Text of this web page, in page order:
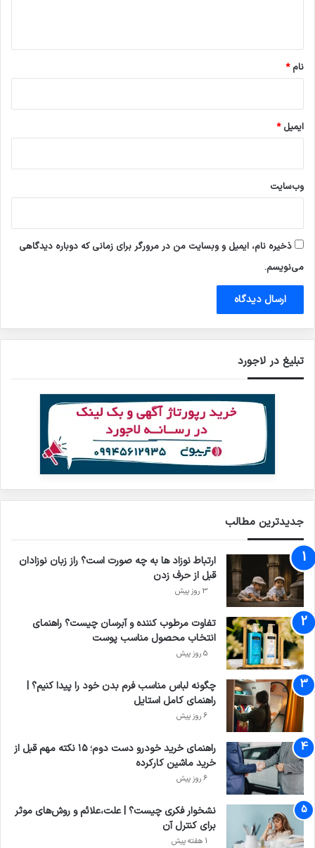
نام*
ایمیل*
وب‌سایت
ذخیره نام، ایمیل و وبسایت من در مرورگر برای زمانی که دوباره دیدگاهی
می‌نویسم.
تبلیغ در لاجورد
جدیدترین مطالب
ارتباط نوزاد ها به چه صورت است؟ راز زبان نوزادان
قبل از حرف زدن
3 روز پیش
تفاوت مرطوب کننده و آبرسان چیست؟ راهنمای
انتخاب محصول مناسب پوست
5 روز پیش
چگونه لباس مناسب فرم بدن خود را پیدا کنیم؟ |
راهنمای کامل استایل
6 روز پیش
راهنمای خرید خودرو دست دوم؛ ۱۵ نکته مهم قبل از
خرید ماشین کارکرده
6 روز پیش
نشخوار فکری چیست؟ | علت،علائم و روش‌های موثر
برای کنترل آن
1 هفته پیش